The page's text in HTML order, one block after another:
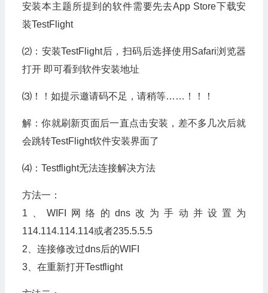
安装本主题所提到的软件需要先去App Store下载安
装TestFlight
⑵：安装TestFlight后，扫码后选择使用Safari浏览器
打开 即可看到软件安装地址
⑶！！如提示邀请码不足，请稍等……！！！
解：你就刷新页面后一直点击安装，差不多几次后就
会跳转TestFlight软件安装界面了
⑷：Testflight无法连接解决方法
方法一：
1、WIFI网络的dns改为手动并设置为
114.114.114.114或者235.5.5.5
2、连接修改过dns后的WIFI
3、在重新打开Testflight